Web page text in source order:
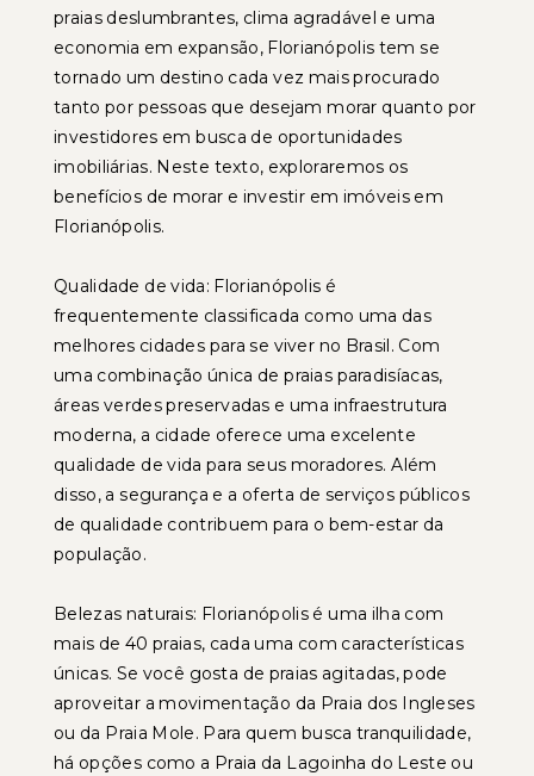
praias deslumbrantes, clima agradável e uma
economia em expansão, Florianópolis tem se
tornado um destino cada vez mais procurado
tanto por pessoas que desejam morar quanto por
investidores em busca de oportunidades
imobiliárias. Neste texto, exploraremos os
benefícios de morar e investir em imóveis em
Florianópolis.
Qualidade de vida: Florianópolis é
frequentemente classificada como uma das
melhores cidades para se viver no Brasil. Com
uma combinação única de praias paradisíacas,
áreas verdes preservadas e uma infraestrutura
moderna, a cidade oferece uma excelente
qualidade de vida para seus moradores. Além
disso, a segurança e a oferta de serviços públicos
de qualidade contribuem para o bem-estar da
população.
Belezas naturais: Florianópolis é uma ilha com
mais de 40 praias, cada uma com características
únicas. Se você gosta de praias agitadas, pode
aproveitar a movimentação da Praia dos Ingleses
ou da Praia Mole. Para quem busca tranquilidade,
há opções como a Praia da Lagoinha do Leste ou